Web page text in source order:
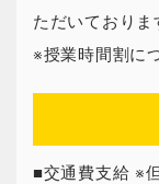
ただいておりま
※授業時間割に
■交通費支給 ※